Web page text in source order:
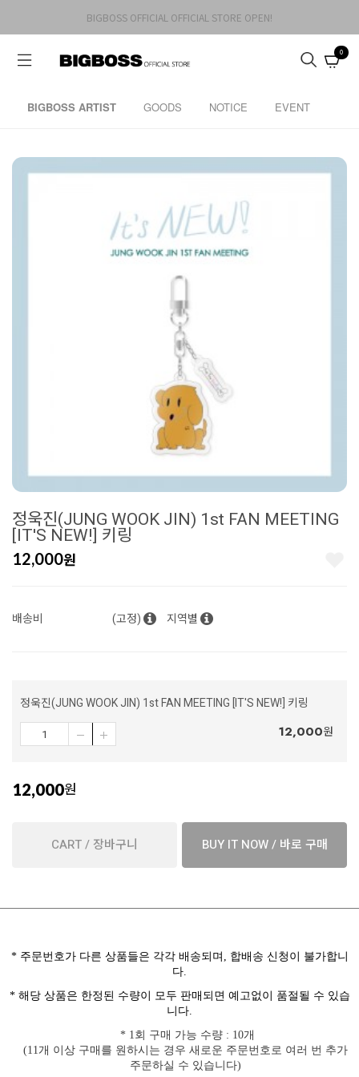
BIGBOSS OFFICIAL OFFICIAL STORE OPEN!
0
BIGBOSS ARTIST GOODS NOTICE EVENT
정욱진(JUNG WOOK JIN) 1st FAN MEETING
[IT'S NEW!] 키링
12,000원
배송비 (고정) 지역별
정욱진(JUNG WOOK JIN) 1st FAN MEETING [IT'S NEW!] 키링
12,000원
12,000원
CART / 장바구니 BUY IT NOW / 바로 구매
* 주문번호가 다른 상품들은 각각 배송되며 , 합배송 신청이 불가합니
다.
* 해당 상품은 한정된 수량이 모두 판매되면 예고없이 품절될 수 있습
니다
* 1 회 구매 가능 수량 : 10개
(11 개 이상 구매를 원하시는 경우 새로운 주문번호로 여러 번 추가
주문하실 수 있습니다)